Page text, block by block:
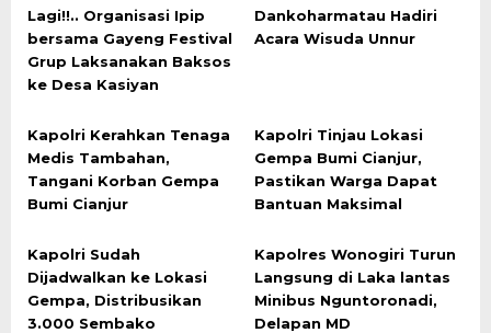
Lagi!!.. Organisasi Ipip
bersama Gayeng Festival
Grup Laksanakan Baksos
ke Desa Kasiyan
Dankoharmatau Hadiri
Acara Wisuda Unnur
Kapolri Kerahkan Tenaga
Medis Tambahan,
Tangani Korban Gempa
Bumi Cianjur
Kapolri Tinjau Lokasi
Gempa Bumi Cianjur,
Pastikan Warga Dapat
Bantuan Maksimal
Kapolri Sudah
Dijadwalkan ke Lokasi
Gempa, Distribusikan
3.000 Sembako
Kapolres Wonogiri Turun
Langsung di Laka lantas
Minibus Nguntoronadi,
Delapan MD